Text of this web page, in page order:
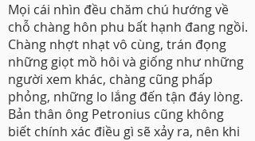
Mọi cái nhìn đều chăm chú hướng về
chỗ chàng hôn phu bất hạnh đang ngồi.
Chàng nhợt nhạt vô cùng, trán đọng
những giọt mồ hôi và giống như những
người xem khác, chàng cũng phấp
phỏng, những lo lắng đến tận đáy lòng.
Bản thân ông Petronius cũng không
biết chính xác điều gì sẽ xảy ra, nên khi